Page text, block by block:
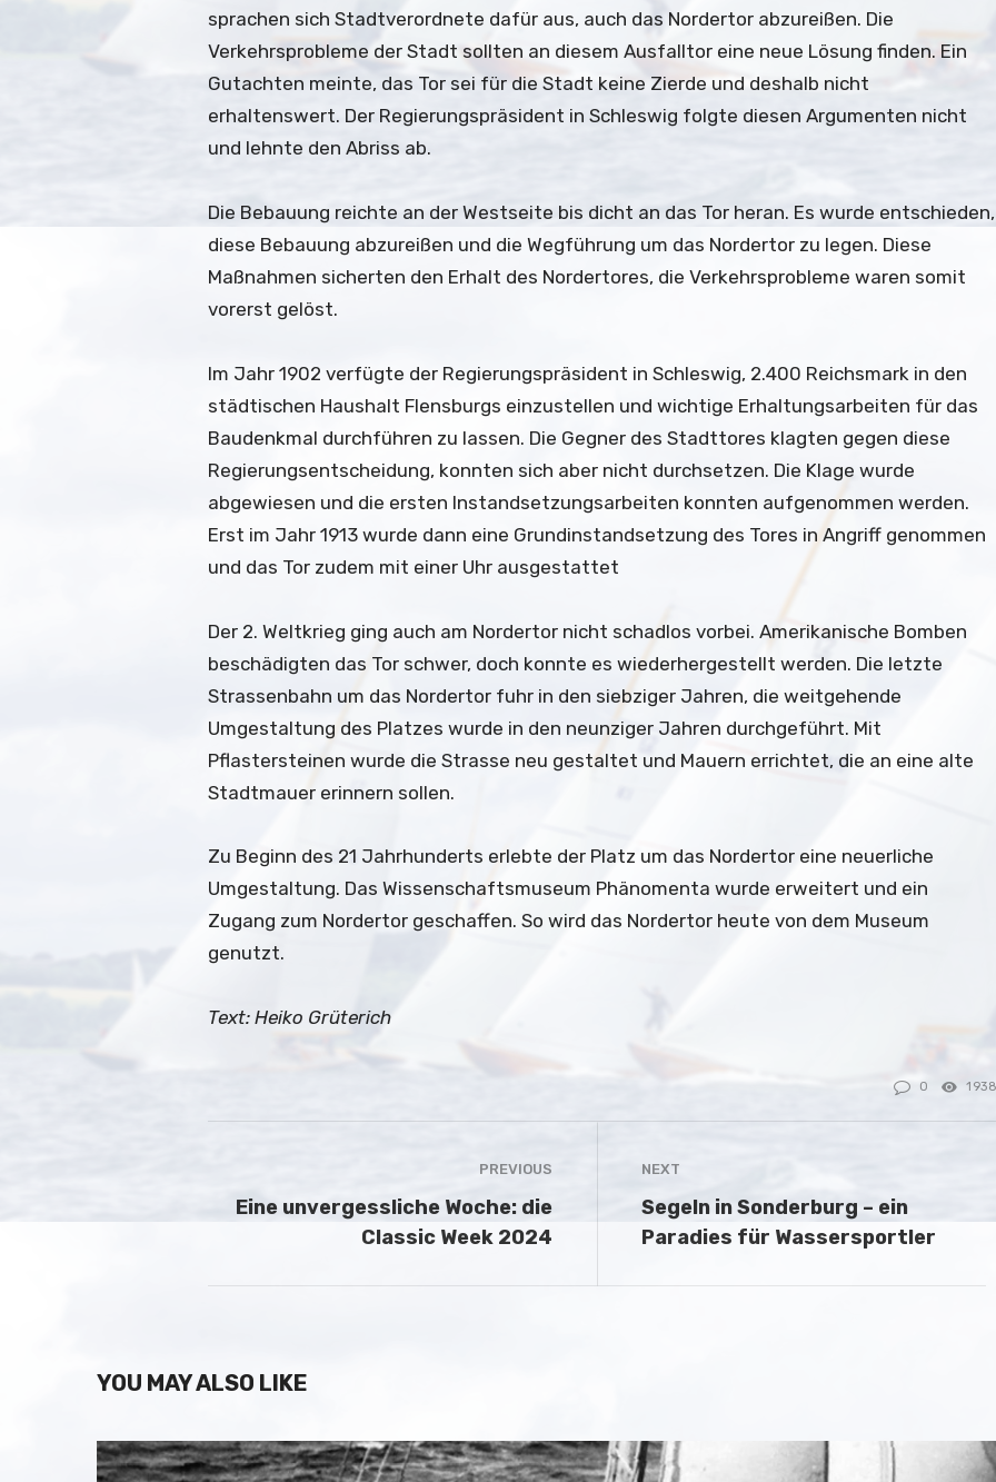
sprachen sich Stadtverordnete dafür aus, auch das Nordertor abzureißen. Die
Verkehrsprobleme der Stadt sollten an diesem Ausfalltor eine neue Lösung finden. Ein
Gutachten meinte, das Tor sei für die Stadt keine Zierde und deshalb nicht
erhaltenswert. Der Regierungspräsident in Schleswig folgte diesen Argumenten nicht
und lehnte den Abriss ab.
Die Bebauung reichte an der Westseite bis dicht an das Tor heran. Es wurde entschieden,
diese Bebauung abzureißen und die Wegführung um das Nordertor zu legen. Diese
Maßnahmen sicherten den Erhalt des Nordertores, die Verkehrsprobleme waren somit
vorerst gelöst.
Im Jahr 1902 verfügte der Regierungspräsident in Schleswig, 2.400 Reichsmark in den
städtischen Haushalt Flensburgs einzustellen und wichtige Erhaltungsarbeiten für das
Baudenkmal durchführen zu lassen. Die Gegner des Stadttores klagten gegen diese
Regierungsentscheidung, konnten sich aber nicht durchsetzen. Die Klage wurde
abgewiesen und die ersten Instandsetzungsarbeiten konnten aufgenommen werden.
Erst im Jahr 1913 wurde dann eine Grundinstandsetzung des Tores in Angriff genommen
und das Tor zudem mit einer Uhr ausgestattet
Der 2. Weltkrieg ging auch am Nordertor nicht schadlos vorbei. Amerikanische Bomben
beschädigten das Tor schwer, doch konnte es wiederhergestellt werden. Die letzte
Strassenbahn um das Nordertor fuhr in den siebziger Jahren, die weitgehende
Umgestaltung des Platzes wurde in den neunziger Jahren durchgeführt. Mit
Pflastersteinen wurde die Strasse neu gestaltet und Mauern errichtet, die an eine alte
Stadtmauer erinnern sollen.
Zu Beginn des 21 Jahrhunderts erlebte der Platz um das Nordertor eine neuerliche
Umgestaltung. Das Wissenschaftsmuseum Phänomenta wurde erweitert und ein
Zugang zum Nordertor geschaffen. So wird das Nordertor heute von dem Museum
genutzt.
Text: Heiko Grüterich
0 1938
PREVIOUS
Eine unvergessliche Woche: die
Classic Week 2024
NEXT
Segeln in Sonderburg – ein
Paradies für Wassersportler
YOU MAY ALSO LIKE